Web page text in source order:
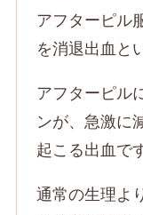
アフターピル
を消退出血と
アフターピル
ンが、急激に
起こる出血で
通常の生理よ